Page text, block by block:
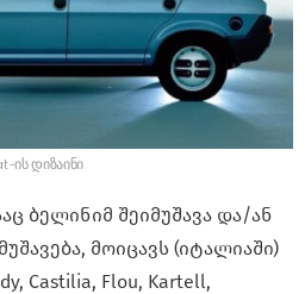
ის დიზაინი
ბელინიმ შეიმუშავა და/ან
მოიცავს (იტალიაში)
Castilia, Flou, Kartell,